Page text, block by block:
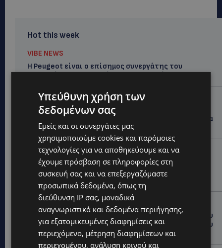
Hot this week
VIBE NEWS
Η Peugeot είναι ο επίσημος συνεργάτης του
Φεστιβάλ Κινηματογράφου της Βενετίας
VIBE NEWS
Lidl Better Living Days #summer2026: Ένα μοναδικό
ταξίδι ευεξίας, γεμάτο γεύση, ενέργεια και χαμόγελα
σε όλη την Κύπρο
ΚΑΤΟΙΚΙΔΙΑ
ΠΑΓΚΟΣΜΙΑ ΗΜΕΡΑ ΓΑΤΑΣ: Χιλιάδες στην Κύπρο,
καθεμία μοναδική – Το χαδιάρικο τετράποδο με τη
ματιά που λιώνει καρδιές
UPDATES
ΤΑΣΟΣ ΧΑΤΖΗΓΙΟΒΑΝΗΣ: Η συγκλονιστική ιστορία του
12χρονου Δημήτρη και η δωρεά των 12.500 ευρώ που
του έδωσε ελπίδα
Υπεύθυνη χρήση των
δεδομένων σας
Εμείς και οι συνεργάτες μας
χρησιμοποιούμε cookies και παρόμοιες
τεχνολογίες για να αποθηκεύουμε και να
έχουμε πρόσβαση σε πληροφορίες στη
συσκευή σας και να επεξεργαζόμαστε
προσωπικά δεδομένα, όπως τη
διεύθυνση IP σας, μοναδικά
αναγνωριστικά και δεδομένα περιήγησης,
για εξατομικευμένες διαφημίσεις και
περιεχόμενο, μέτρηση διαφημίσεων και
περιεχομένου, ανάλυση κοινού και